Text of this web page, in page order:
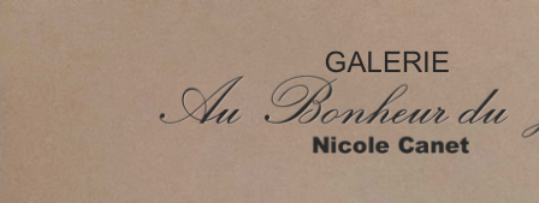
Au Bonheur du Jour
Le site officiel de la Galerie d'Art Au Bonheur du